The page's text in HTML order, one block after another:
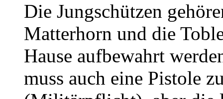
Die Jungschützen
Matterhorn und die
Hause aufbewahrt
muss auch eine Pistole